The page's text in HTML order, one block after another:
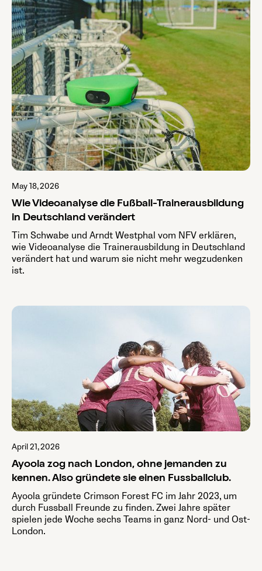
May 18, 2026
Wie Videoanalyse die Fußball-Trainerausbildung
in Deutschland verändert
Tim Schwabe und Arndt Westphal vom NFV erklären,
wie Videoanalyse die Trainerausbildung in Deutschland
verändert hat und warum sie nicht mehr wegzudenken
ist.
April 21, 2026
Ayoola zog nach London, ohne jemanden zu
kennen. Also gründete sie einen Fussballclub.
Ayoola gründete Crimson Forest FC im Jahr 2023, um
durch Fussball Freunde zu finden. Zwei Jahre später
spielen jede Woche sechs Teams in ganz Nord- und Ost-
London.